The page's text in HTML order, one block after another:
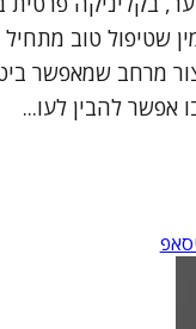
שטיפול טוב
מרחב שמאפשר
אפשר להבין לעו...